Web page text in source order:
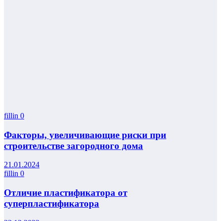
fillin 0
Факторы, увеличивающие риски при
строительстве загородного дома
21.01.2024
fillin 0
Отличие пластификатора от
суперпластификатора